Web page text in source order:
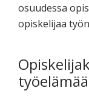
osuudessa
opiskelijaa